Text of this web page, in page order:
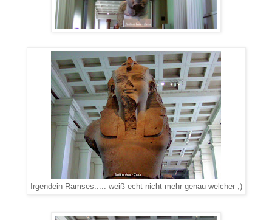
Irgendein Ramses..... weiß echt nicht mehr genau welcher ;)